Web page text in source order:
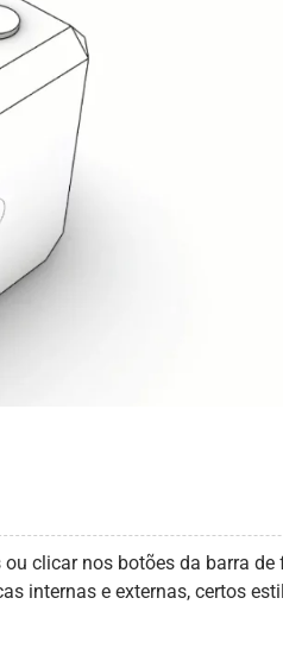
clicar nos botões da barra
internas e externas, certos